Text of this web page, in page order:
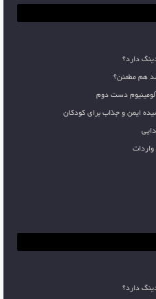
دارد؟
هم مطمئن؟
دست دوم
ایمن و جذاب برای کودکان
واردات
دارد؟